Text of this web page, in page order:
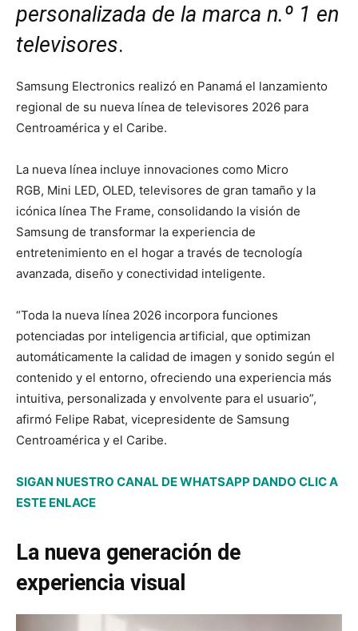
personalizada de la marca n.º 1 en
televisores.
Samsung Electronics realizó en Panamá el lanzamiento
regional de su nueva línea de televisores 2026 para
Centroamérica y el Caribe.
La nueva línea incluye innovaciones como Micro
RGB, Mini LED, OLED, televisores de gran tamaño y la
icónica línea The Frame, consolidando la visión de
Samsung de transformar la experiencia de
entretenimiento en el hogar a través de tecnología
avanzada, diseño y conectividad inteligente.
“Toda la nueva línea 2026 incorpora funciones
potenciadas por inteligencia artificial, que optimizan
automáticamente la calidad de imagen y sonido según el
contenido y el entorno, ofreciendo una experiencia más
intuitiva, personalizada y envolvente para el usuario”,
afirmó Felipe Rabat, vicepresidente de Samsung
Centroamérica y el Caribe.
SIGAN NUESTRO CANAL DE WHATSAPP DANDO CLIC A
ESTE ENLACE
La nueva generación de
experiencia visual